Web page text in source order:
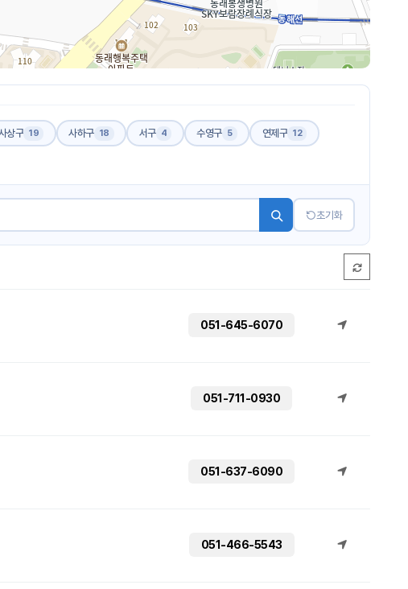
상구 19 사하구 18 서구 4 수영구 5 연제구 12
초기화
051-645-6070
051-711-0930
051-637-6090
051-466-5543